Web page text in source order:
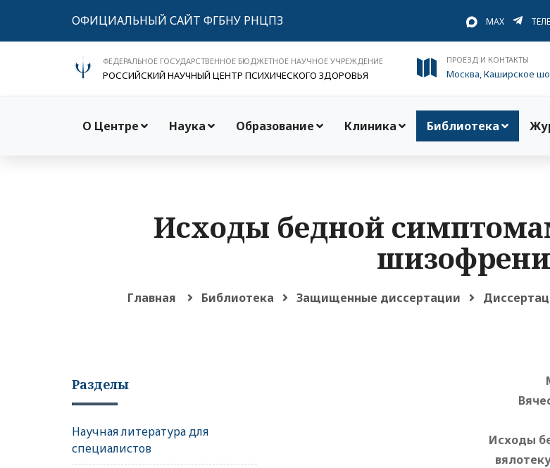
ОФИЦИАЛЬНЫЙ САЙТ ФГБНУ РНЦПЗ MAX
ФЕДЕРАЛЬНОЕ ГОСУДАРСТВЕННОЕ БЮДЖЕТНОЕ НАУЧНОЕ УЧРЕЖДЕНИЕ
РОССИЙСКИЙ НАУЧНЫЙ ЦЕНТР ПСИХИЧЕСКОГО ЗДОРОВЬЯ
ПРОЕЗД И КОНТАКТЫ
Москва, Каширское
О Центре Наука Образование Клиника Библиотека
Исходы бедной
Главная Библиотека Защищенные диссертации
Исходы
Разделы
Научная литература для
специалистов